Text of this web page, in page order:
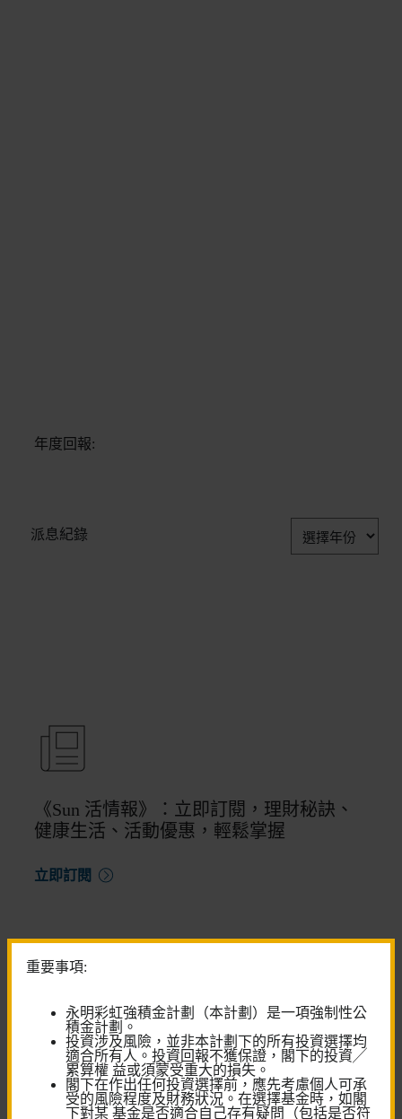
年度回報:
派息紀錄
重要事項:
永明彩虹強積金計劃（本計劃）是一項強制性公
積金計劃。
投資涉及風險，並非本計劃下的所有投資選擇均
適合所有人。投資回報不獲保證，閣下的投資╱
累算權 益或須蒙受重大的損失。
閣下在作出任何投資選擇前，應先考慮個人可承
受的風險程度及財務狀況。在選擇基金時，如閣
下對某 基金是否適合自己存有疑問（包括是否符
《Sun 活情報》：立即訂閱，理財秘訣、
健康生活、活動優惠，輕鬆掌握
立即訂閱
尋求更多 退休金服務?
與我們的強積金顧問對話
預約客戶服務中心服務